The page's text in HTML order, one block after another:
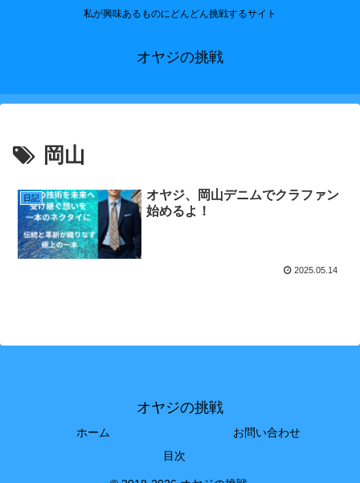
私が興味あるものにどんどん挑戦するサイト
オヤジの挑戦
岡山
日記
オヤジ、岡山デニムでクラファン
始めるよ！
2025.05.14
オヤジの挑戦
ホーム
お問い合わせ
目次